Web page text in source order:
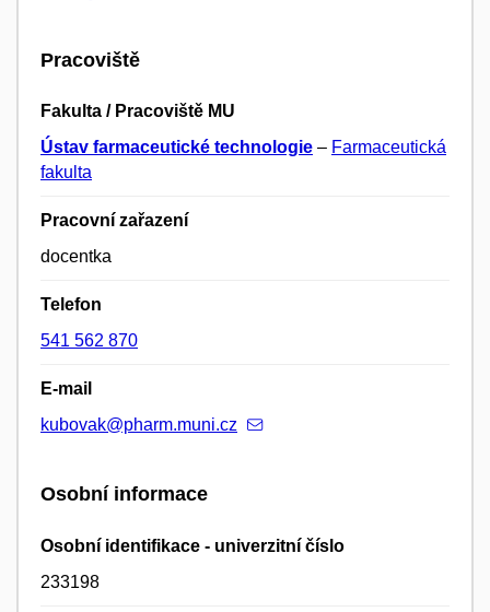
Pracoviště
Fakulta / Pracoviště MU
Ústav farmaceutické technologie – Farmaceutická
fakulta
Pracovní zařazení
docentka
Telefon
541 562 870
E-mail
kubovak@pharm.muni.cz
Osobní informace
Osobní identifikace - univerzitní číslo
233198